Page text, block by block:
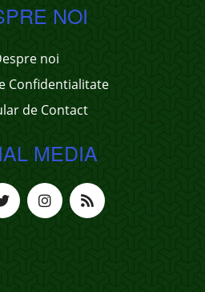
NOI
noi
Confidentialitate
de Contact
MEDIA